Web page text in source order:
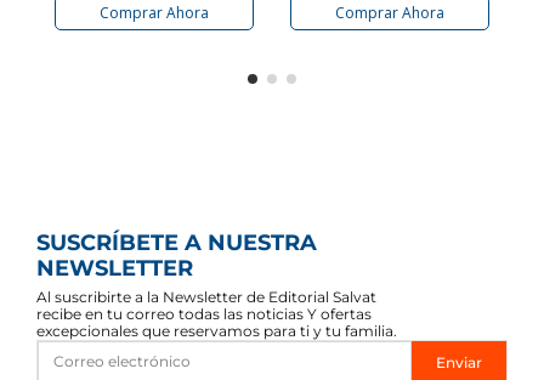
Comprar Ahora Comprar Ahora
SUSCRÍBETE A NUESTRA
NEWSLETTER
Al suscribirte a la Newsletter de Editorial Salvat
recibe en tu correo todas las noticias Y ofertas
excepcionales que reservamos para ti y tu familia.
Enviar